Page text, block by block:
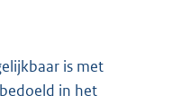
is met
in het